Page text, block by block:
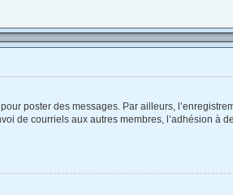
poster des messages. Par ailleurs,
de courriels aux autres membres, l’adhésion à